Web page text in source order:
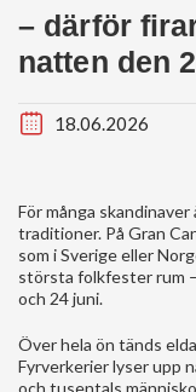
– därför
natten den
18.06.2026
För många
traditioner. På Gran
som i Sverige eller
största folkfester rum –
och 24 juni.
Över hela ön tänds
Fyrverkerier lyser upp